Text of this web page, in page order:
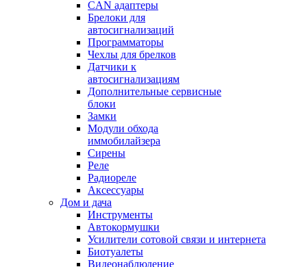
CAN адаптеры
Брелоки для
автосигнализаций
Программаторы
Чехлы для брелков
Датчики к
автосигнализациям
Дополнительные сервисные
блоки
Замки
Модули обхода
иммобилайзера
Сирены
Реле
Радиореле
Аксессуары
Дом и дача
Инструменты
Автокормушки
Усилители сотовой связи и интернета
Биотуалеты
Видеонаблюдение